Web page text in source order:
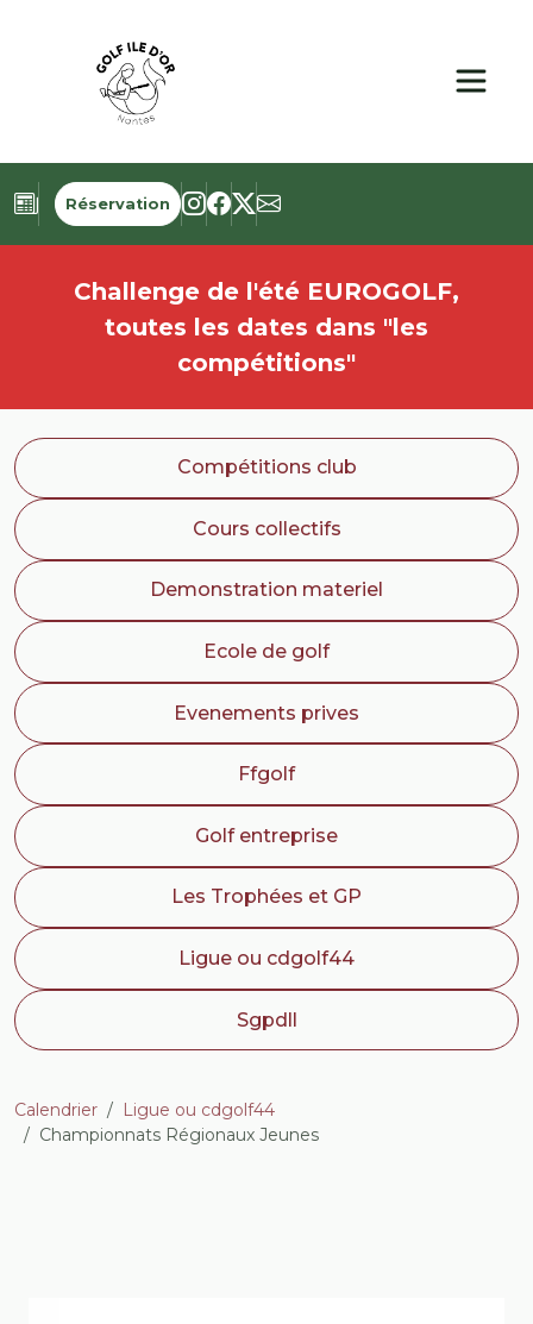
Réservation
Challenge de l'été EUROGOLF,
toutes les dates dans "les
compétitions"
Compétitions club
Cours collectifs
Demonstration materiel
Ecole de golf
Evenements prives
Ffgolf
Golf entreprise
Les Trophées et GP
Ligue ou cdgolf44
Sgpdll
Calendrier
Ligue ou cdgolf44
Championnats Régionaux Jeunes